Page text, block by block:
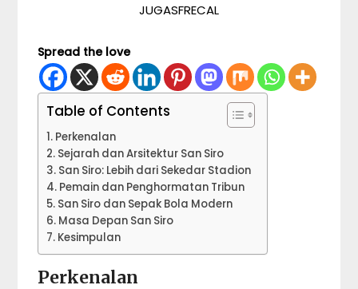
JUGASFRECAL
Spread the love
Table of Contents
Perkenalan
Sejarah dan Arsitektur San Siro
San Siro: Lebih dari Sekedar Stadion
Pemain dan Penghormatan Tribun
San Siro dan Sepak Bola Modern
Masa Depan San Siro
Kesimpulan
Perkenalan